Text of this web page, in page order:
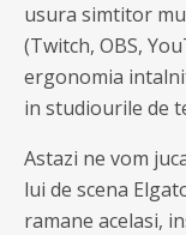
usura simtitor
(Twitch, OBS,
ergonomia
in studiourile de
Astazi ne vom
lui de scena
ramane acelasi,